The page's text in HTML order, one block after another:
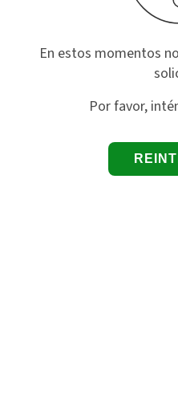
En estos momentos
Por favor,